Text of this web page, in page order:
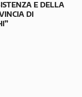
E DELLA
DI